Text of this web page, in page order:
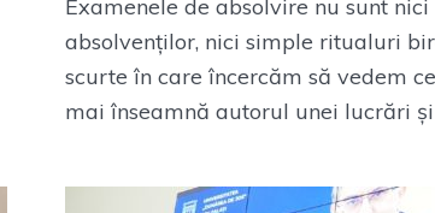
Examenele de absolvire nu sunt
absolvenților, nici simple ritualuri
scurte în care încercăm să vedem
mai înseamnă autorul unei lucrări